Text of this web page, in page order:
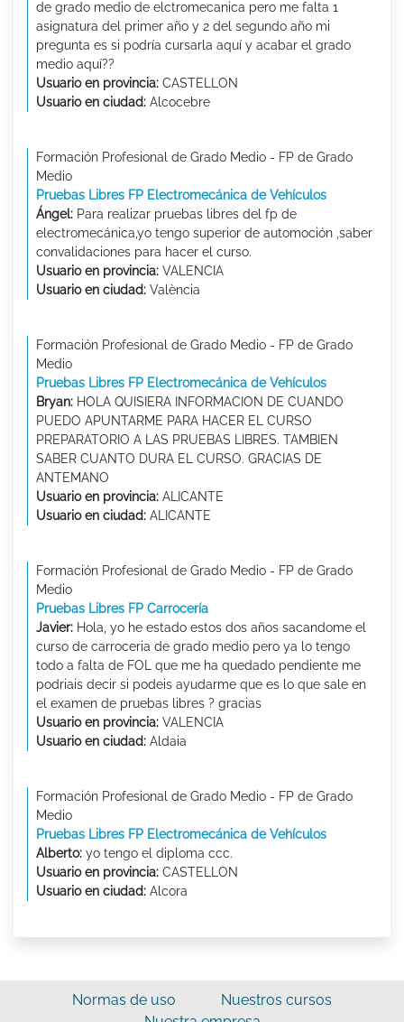
de grado medio de elctromecanica pero me falta 1
asignatura del primer año y 2 del segundo año mi
pregunta es si podría cursarla aquí y acabar el grado
medio aquí??
Usuario en provincia: CASTELLON
Usuario en ciudad: Alcocebre
Formación Profesional de Grado Medio - FP de Grado
Medio
Pruebas Libres FP Electromecánica de Vehículos
Ángel: Para realizar pruebas libres del fp de
electromecánica,yo tengo superior de automoción ,saber
convalidaciones para hacer el curso.
Usuario en provincia: VALENCIA
Usuario en ciudad: València
Formación Profesional de Grado Medio - FP de Grado
Medio
Pruebas Libres FP Electromecánica de Vehículos
Bryan: HOLA QUISIERA INFORMACION DE CUANDO
PUEDO APUNTARME PARA HACER EL CURSO
PREPARATORIO A LAS PRUEBAS LIBRES. TAMBIEN
SABER CUANTO DURA EL CURSO. GRACIAS DE
ANTEMANO
Usuario en provincia: ALICANTE
Usuario en ciudad: ALICANTE
Formación Profesional de Grado Medio - FP de Grado
Medio
Pruebas Libres FP Carrocería
Javier: Hola, yo he estado estos dos años sacandome el
curso de carroceria de grado medio pero ya lo tengo
todo a falta de FOL que me ha quedado pendiente me
podriais decir si podeis ayudarme que es lo que sale en
el examen de pruebas libres ? gracias
Usuario en provincia: VALENCIA
Usuario en ciudad: Aldaia
Formación Profesional de Grado Medio - FP de Grado
Medio
Pruebas Libres FP Electromecánica de Vehículos
Alberto: yo tengo el diploma ccc.
Usuario en provincia: CASTELLON
Usuario en ciudad: Alcora
Normas de uso
Nuestros cursos